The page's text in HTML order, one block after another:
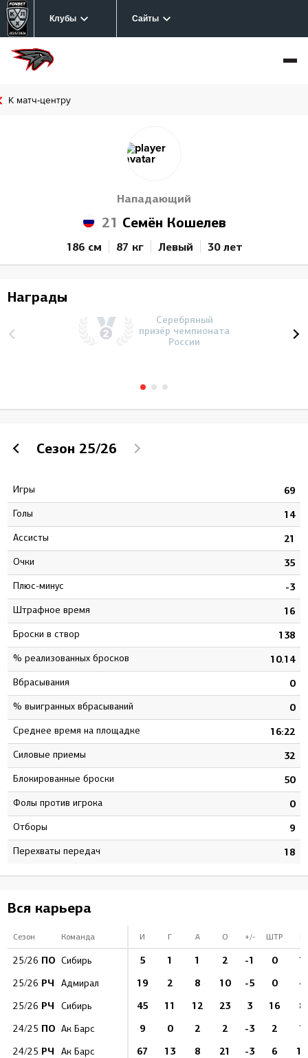
Клубы Сайты
К матч-центру
Нападающий
21 Семён Кошелев
186 см 87 кг Левый 30 лет
Награды
Серебряный
призёр чемпионата
России
Сезон 25/26
Игры 69
Голы 14
Ассисты 21
Очки 35
Плюс-минус -3
штрафное время 16
Броски в створ 138
% реализованных бросков 10.14
Вбрасывания 0
% выигранных вбрасываний 0
Среднее время на площадке 16:22
Силовые приемы 32
Блокированные броски 50
Фолы против игрока 0
Отборы 9
Перехваты передач 18
Вся карьера
Сезон Команда И Г А О +/- ШТР
25/26 ПО Сибирь 5 1 1 2 -1 0
25/26 РЧ Адмирал 19 2 8 10 -5 0
25/26 РЧ Сибирь 45 11 12 23 3 16
24/25 ПО Ак Барс 9 0 2 2 -3 2
24/25 РЧ Ак Барс 67 13 8 21 -3 6